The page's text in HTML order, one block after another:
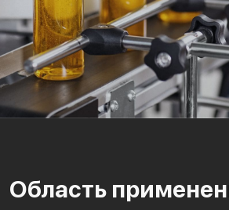
Область